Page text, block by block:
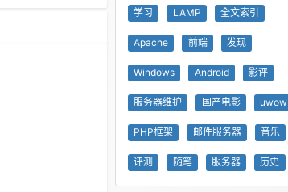
学习 LAMP 全文索引
Apache 前端 发现
Windows Android 影评
服务器维护 国产电影 uwow
PHP框架 邮件服务器 音乐
评测 随笔 服务器 历史